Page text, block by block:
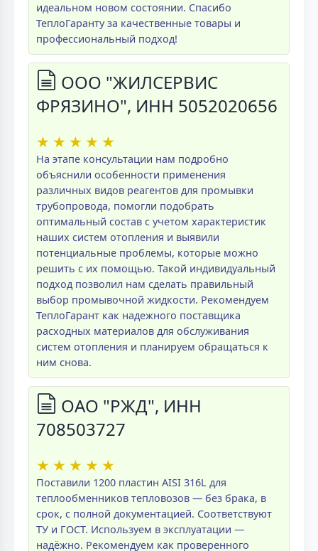
идеальном новом состоянии. Спасибо
ТеплоГаранту за качественные товары и
профессиональный подход!
ООО "ЖИЛСЕРВИС
ФРЯЗИНО", ИНН 5052020656
★ ★ ★ ★ ★
На этапе консультации нам подробно
объяснили особенности применения
различных видов реагентов для промывки
трубопровода, помогли подобрать
оптимальный состав с учетом характеристик
наших систем отопления и выявили
потенциальные проблемы, которые можно
решить с их помощью. Такой индивидуальный
подход позволил нам сделать правильный
выбор промывочной жидкости. Рекомендуем
ТеплоГарант как надежного поставщика
расходных материалов для обслуживания
систем отопления и планируем обращаться к
ним снова.
ОАО "РЖД", ИНН
708503727
★ ★ ★ ★ ★
Поставили 1200 пластин AISI 316L для
теплообменников тепловозов — без брака, в
срок, с полной документацией. Соответствуют
ТУ и ГОСТ. Используем в эксплуатации —
надёжно. Рекомендуем как проверенного